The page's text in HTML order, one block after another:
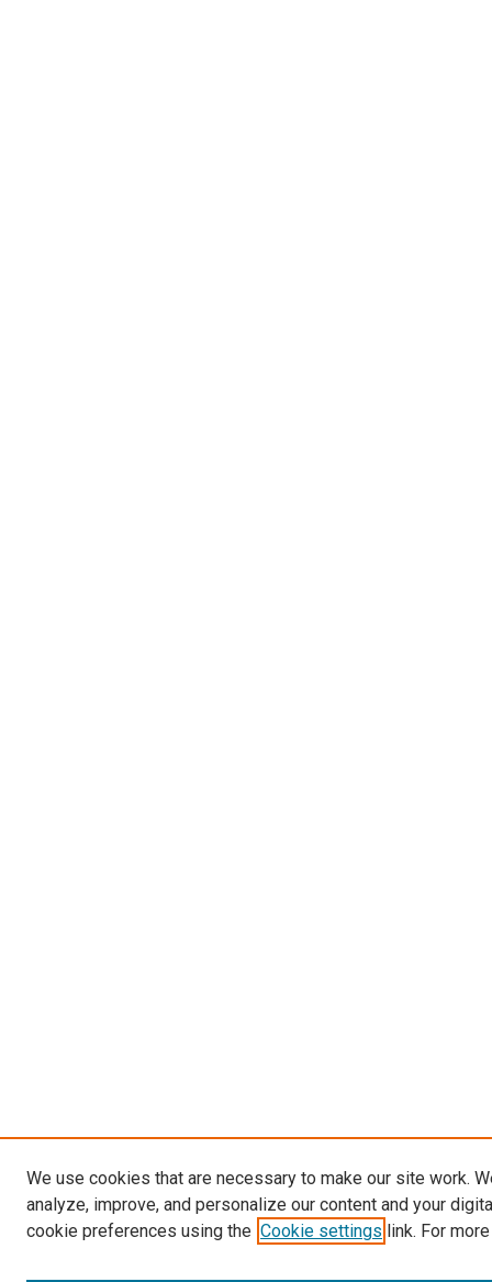
We use cookies that are necessary to make our site work.
analyze, improve, and personalize our content and your
cookie preferences using the Cookie settings link. For